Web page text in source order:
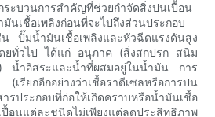
ระบวนการสำคัญที่ช่วยกำจัดสิ่งปนเปื้อน
นเชื้อเพลิงก่อนที่จะไปถึงส่วนประกอบ
ปั๊มน้ำมันเชื้อเพลิงและหัวฉีดแรงดันสูง
ดยทั่วไป ได้แก่ อนุภาค (สิ่งสกปรก สนิม
น้ำอิสระและน้ำที่ผสมอยู่ในน้ำมัน การ
เรียกอีกอย่างว่าเชื้อราดีเซลหรือการปน
รประกอบที่ก่อให้เกิดคราบหรือน้ำมันเชื้อ
อนแต่ละชนิดไม่เพียงแต่ลดประสิทธิภาพ